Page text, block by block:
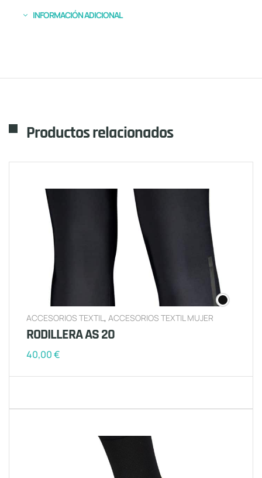
INFORMACIÓN ADICIONAL
Productos relacionados
ACCESORIOS TEXTIL, ACCESORIOS TEXTIL MUJER
RODILLERA AS 20
40,00€